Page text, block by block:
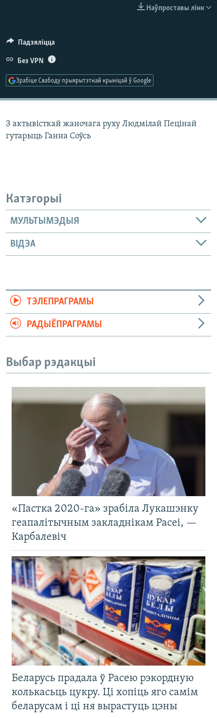
Наўпроставы лінк
Падзяліцца
Без VPN
Зрабіце Свабоду прыярытэтнай крыніцай ў Google
З актывісткай жаночага руху Людмілай Пецінай
гутарыць Ганна Соўсь
Катэгорыі
МУЛЬТЫМЭДЫЯ
ВІДЭА
ТЭЛЕПРАГРАМЫ
РАДЫЁПРАГРАМЫ
Выбар рэдакцыі
«Пастка 2020-га» зрабіла Лукашэнку
геапалітычным закладнікам Расеі, —
Карбалевіч
Беларусь прадала ў Расею рэкордную
колькасьць цукру. Ці хопіць яго самім
беларусам і ці ня вырастуць цэны